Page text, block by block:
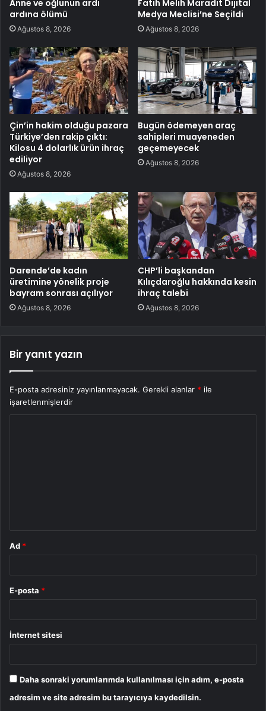
Anne ve oğlunun ardı
ardına ölümü
Ağustos 8, 2026
Fatih Melih Maradit Dijital
Medya Meclisi’ne Seçildi
Ağustos 8, 2026
Çin’in hakim olduğu pazara
Türkiye’den rakip çıktı:
Kilosu 4 dolarlık ürün ihraç
ediliyor
Ağustos 8, 2026
Bugün ödemeyen araç
sahipleri muayeneden
geçemeyecek
Ağustos 8, 2026
Darende’de kadın
üretimine yönelik proje
bayram sonrası açılıyor
Ağustos 8, 2026
CHP’li başkandan
Kılıçdaroğlu hakkında kesin
ihraç talebi
Ağustos 8, 2026
Bir yanıt yazın
E-posta adresiniz yayınlanmayacak. Gerekli alanlar * ile
işaretlenmişlerdir
Ad *
E-posta *
İnternet sitesi
Daha sonraki yorumlarımda kullanılması için adım, e-posta
adresim ve site adresim bu tarayıcıya kaydedilsin.